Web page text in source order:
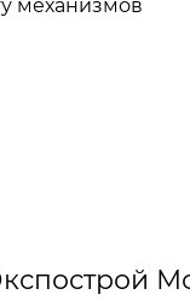
механизмов